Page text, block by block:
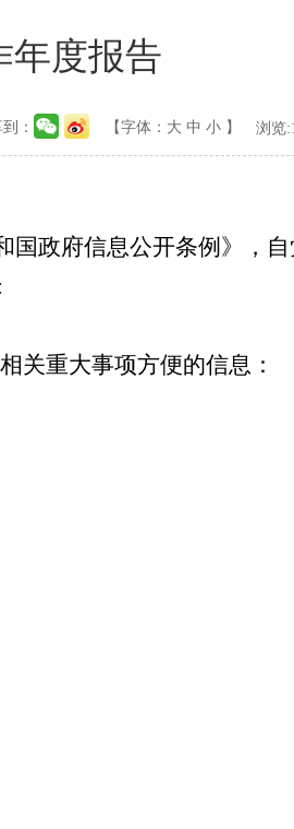
年度报告
【字体： 大 中 小 】 浏览:
：
国政府信息公开条例》，自
关重大事项方便的信息：